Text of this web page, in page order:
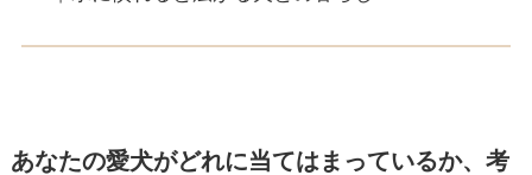
あなたの愛犬がどれに当てはまっているか、考